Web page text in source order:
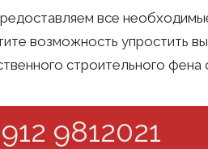
все
возможность упростить
строительного
9812021